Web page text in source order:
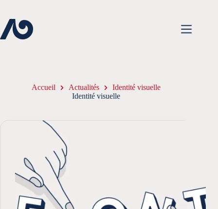
contenu
Accueil Actualités
Identité visuelle
Identité visuelle